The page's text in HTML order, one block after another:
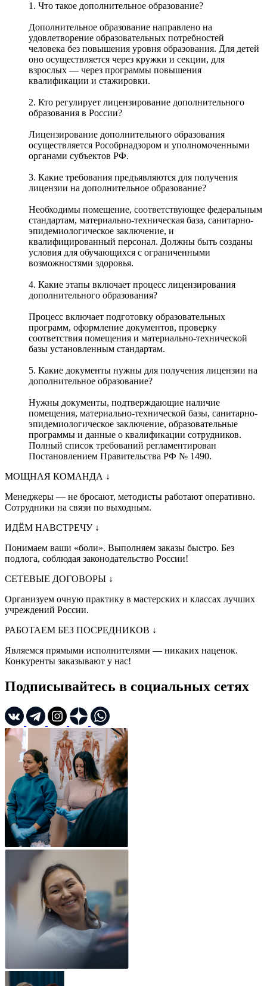
1. Что такое дополнительное образование?
Дополнительное образование направлено на
удовлетворение образовательных потребностей
человека без повышения уровня образования. Для детей
оно осуществляется через кружки и секции, для
взрослых — через программы повышения
квалификации и стажировки.
2. Кто регулирует лицензирование дополнительного
образования в России?
Лицензирование дополнительного образования
осуществляется Рособрнадзором и уполномоченными
органами субъектов РФ.
3. Какие требования предъявляются для получения
лицензии на дополнительное образование?
Необходимы помещение, соответствующее федеральным
стандартам, материально-техническая база, санитарно-
эпидемиологическое заключение, и
квалифицированный персонал. Должны быть созданы
условия для обучающихся с ограниченными
возможностями здоровья.
4. Какие этапы включает процесс лицензирования
дополнительного образования?
Процесс включает подготовку образовательных
программ, оформление документов, проверку
соответствия помещения и материально-технической
базы установленным стандартам.
5. Какие документы нужны для получения лицензии на
дополнительное образование?
Нужны документы, подтверждающие наличие
помещения, материально-технической базы, санитарно-
эпидемиологическое заключение, образовательные
программы и данные о квалификации сотрудников.
Полный список требований регламентирован
Постановлением Правительства РФ № 1490.
МОЩНАЯ КОМАНДА ↓
Менеджеры — не бросают, методисты работают оперативно.
Сотрудники на связи по выходным.
ИДЁМ НАВСТРЕЧУ ↓
Понимаем ваши «боли». Выполняем заказы быстро. Без
подлога, соблюдая законодательство России!
СЕТЕВЫЕ ДОГОВОРЫ ↓
Организуем очную практику в мастерских и классах лучших
учреждений России.
РАБОТАЕМ БЕЗ ПОСРЕДНИКОВ ↓
Являемся прямыми исполнителями — никаких наценок.
Конкуренты заказывают у нас!
Подписывайтесь в социальных сетях